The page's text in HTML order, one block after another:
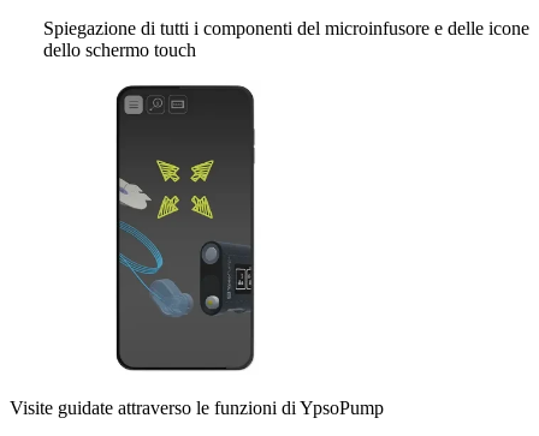
Spiegazione di tutti i componenti del microinfusore e delle icone
dello schermo touch
Visite guidate attraverso le funzioni di YpsoPump